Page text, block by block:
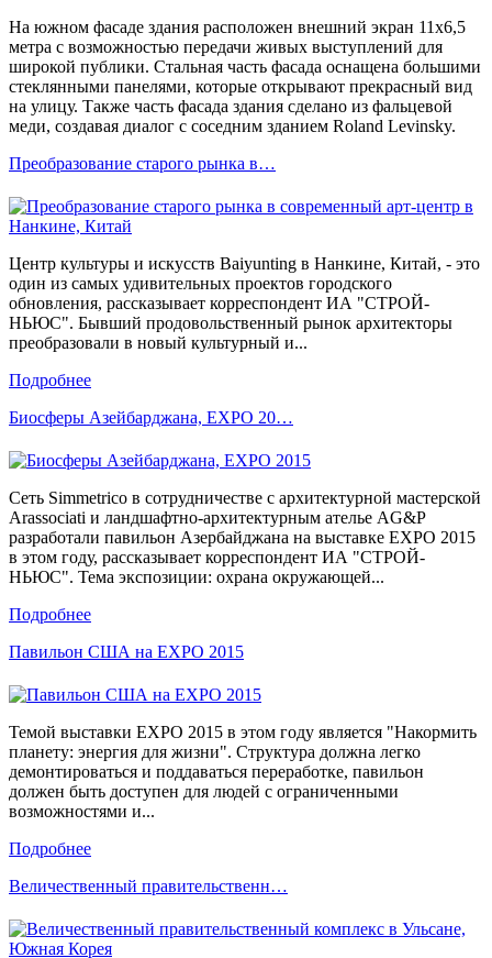
На южном фасаде здания расположен внешний экран 11х6,5
метра с возможностью передачи живых выступлений для
широкой публики. Стальная часть фасада оснащена большими
стеклянными панелями, которые открывают прекрасный вид
на улицу. Также часть фасада здания сделано из фальцевой
меди, создавая диалог с соседним зданием Roland Levinsky.
Преобразование старого рынка в…
Центр культуры и искусств Baiyunting в Нанкине, Китай, - это
один из самых удивительных проектов городского
обновления, рассказывает корреспондент ИА "СТРОЙ-
НЬЮС". Бывший продовольственный рынок архитекторы
преобразовали в новый культурный и...
Подробнее
Биосферы Азейбарджана, EXPO 20…
Сеть Simmetrico в сотрудничестве с архитектурной мастерской
Arassociati и ландшафтно-архитектурным ателье AG&P
разработали павильон Азербайджана на выставке EXPO 2015
в этом году, рассказывает корреспондент ИА "СТРОЙ-
НЬЮС". Тема экспозиции: охрана окружающей...
Подробнее
Павильон США на EXPO 2015
Темой выставки EXPO 2015 в этом году является "Накормить
планету: энергия для жизни". Структура должна легко
демонтироваться и поддаваться переработке, павильон
должен быть доступен для людей с ограниченными
возможностями и...
Подробнее
Величественный правительственн…